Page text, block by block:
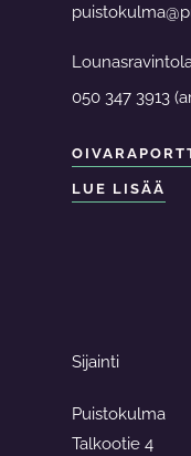
050 347 3913
LUE LISÄÄ
Sijainti
Puistokulma
Talkootie 4